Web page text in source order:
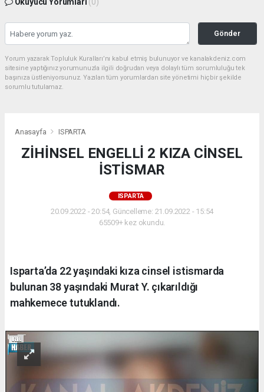
Gönder
Yorum yazarak Topluluk Kuralları’nı kabul etmiş bulunuyor ve kanalakdeniz.com
sitesine yaptığınız yorumunuzla ilgili doğrudan veya dolaylı tüm sorumluluğu tek
başınıza üstleniyorsunuz. Yazılan tüm yorumlardan site yönetimi hiçbir şekilde
sorumlu tutulamaz.
Anasayfa ISPARTA
ZİHİNSEL ENGELLİ 2 KIZA CİNSEL
İSTİSMAR
ISPARTA
20.09.2022 - 20:54, Güncelleme: 21.09.2022 - 15:54
65509+ kez okundu.
Isparta’da 22 yaşındaki kıza cinsel istismarda
bulunan 38 yaşındaki Murat Y. çıkarıldığı
mahkemece tutuklandı.